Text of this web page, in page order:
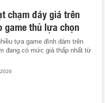
chạm đáy giá trên
game thủ lựa chọn
tựa game đình đám trên
đang có mức giá thấp nhất từ